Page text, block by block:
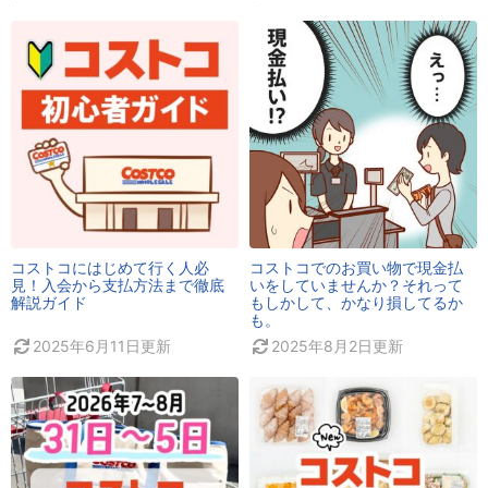
コストコにはじめて行く人必
見！入会から支払方法まで徹底
解説ガイド
2025年6月11日更新
コストコでのお買い物で現金払
いをしていませんか？それって
もしかして、かなり損してるか
も。
2025年8月2日更新